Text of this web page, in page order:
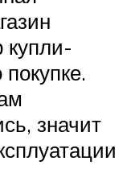
купли-
значит